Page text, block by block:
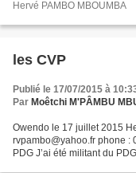
Hervé PAMBO MBOUMBA
les CVP
Publié le 17/07/2015 à
Par Moêtchi M'PÂMBU
Owendo le 17 juillet 2015
rvpambo@yahoo.fr phone :
PDG J’ai été militant du